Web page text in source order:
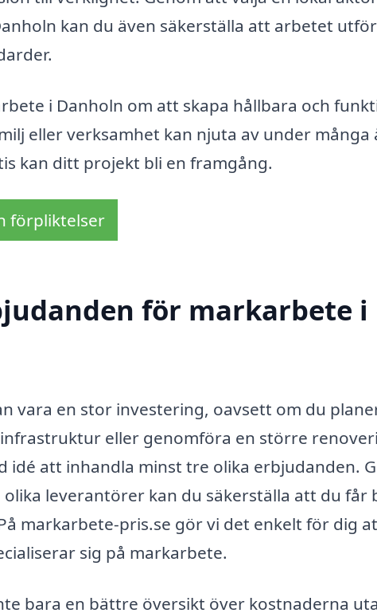
kan du även säkerställa att arbetet
i Danholn om att skapa hållbara och
eller verksamhet kan njuta av under många
kan ditt projekt bli en framgång.
förpliktelser
för markarbete i
vara en stor investering, oavsett om du
eller genomföra en större
att inhandla minst tre olika erbjudanden.
leverantörer kan du säkerställa att du får
markarbete-pris.se gör vi det enkelt för dig
sig på markarbete.
bara en bättre översikt över kostnaderna